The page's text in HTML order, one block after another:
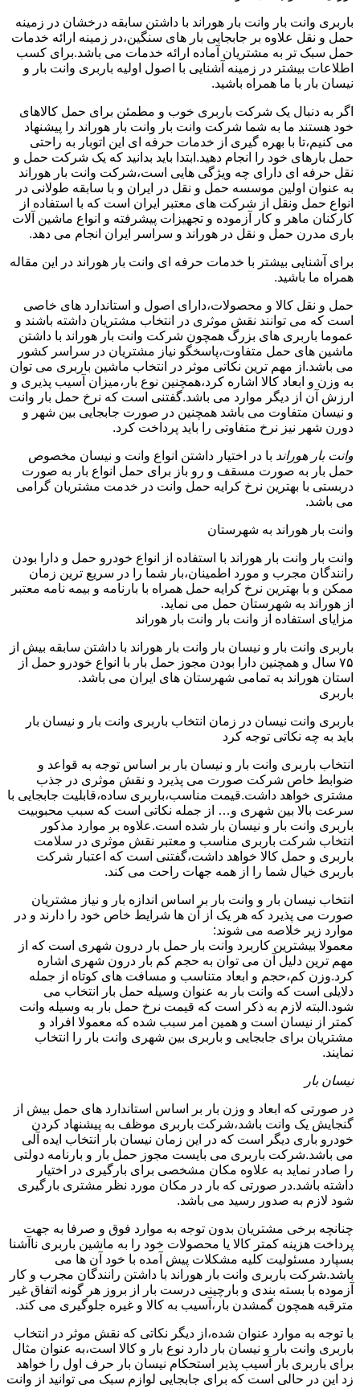
باربری وانت بار وانت بار هوراند با داشتن سابقه درخشان در زمینه
حمل و نقل علاوه بر جابجایی بار های سنگین،در زمینه ارائه خدمات
حمل سبک تر به مشتریان آماده ارائه خدمات می باشد.برای کسب
اطلاعات بیشتر در زمینه آشنایی با اصول اولیه باربری وانت بار و
نیسان بار با ما همراه باشید.
اگر به دنبال یک شرکت باربری خوب و مطمئن برای حمل کالاهای
خود هستند ما به شما شرکت وانت بار وانت بار هوراند را پیشنهاد
می کنیم،تا با بهره گیری از خدمات حرفه ای این اتوبار به راحتی
حمل بارهای خود را انجام دهید.ابتدا باید بدانید که یک شرکت حمل و
نقل حرفه ای دارای چه ویژگی هایی است،شرکت وانت بار هوراند
به عنوان اولین موسسه حمل و نقل در ایران و با سابقه طولانی در
انواع حمل ونقل از شرکت های معتبر ایران است که با استفاده از
کارکنان ماهر و کار آزموده و تجهیزات پیشرفته و انواع ماشین آلات
باری مدرن حمل و نقل در هوراند و سراسر ایران انجام می دهد.
برای آشنایی بیشتر با خدمات حرفه ای وانت بار هوراند در این مقاله
همراه ما باشید.
حمل و نقل کالا و محصولات،دارای اصول و استاندارد های خاصی
است که می توانند نقش موثری در انتخاب مشتریان داشته باشند و
عموما باربری های بزرگ همچون شرکت وانت بار هوراند با داشتن
ماشین های حمل متفاوت،پاسخگو نیاز مشتریان در سراسر کشور
می باشد.از مهم ترین نکاتی موثر در انتخاب ماشین باربری می توان
به وزن و ابعاد کالا اشاره کرد،همچنین نوع بار،میزان آسیب پذیری و
ارزش آن از دیگر موارد می باشد.گفتنی است که نرخ حمل بار وانت
و نیسان متفاوت می باشد همچنین در صورت جابجایی بین شهر و
دورن شهر نیز نرخ متفاوتی را باید پرداخت کرد.
وانت بار هوراند با در اختیار داشتن انواع وانت و نیسان مخصوص
حمل بار به صورت مسقف و رو باز برای حمل انواع بار به صورت
دربستی با بهترین نرخ کرایه حمل وانت در خدمت مشتریان گرامی
می باشد.
وانت بار هوراند به شهرستان
وانت بار وانت بار هوراند با استفاده از انواع خودرو حمل و دارا بودن
رانندگان مجرب و مورد اطمینان،بار شما را در سریع ترین زمان
ممکن و با بهترین نرخ کرایه حمل همراه با بارنامه و بیمه نامه معتبر
از هوراند به شهرستان حمل می نماید.
مزایای استفاده از وانت بار وانت بار هوراند
باربری وانت بار و نیسان بار وانت بار هوراند با داشتن سابقه بیش از
۷۵ سال و همچنین دارا بودن مجوز حمل بار با انواع خودرو حمل از
استان هوراند به تمامی شهرستان های ایران می باشد.
باربری
باربری وانت نیسان در زمان انتخاب باربری وانت بار و نیسان بار
باید به چه نکاتی توجه کرد
انتخاب باربری وانت بار و نیسان بار بر اساس توجه به قواعد و
ضوابط خاص شرکت صورت می پذیرد و نقش موثری در جذب
مشتری خواهد داشت.قیمت مناسب،باربری ساده،قابلیت جابجایی با
سرعت بالا بین شهری و… از جمله نکاتی است که سبب محبوبیت
باربری وانت بار و نیسان بار شده است.علاوه بر موارد مذکور
انتخاب شرکت باربری مناسب و معتبر نقش موثری در سلامت
باربری و حمل کالا خواهد داشت،گفتنی است که اعتبار شرکت
باربری خیال شما را از همه جهات راحت می کند.
انتخاب نیسان بار و وانت بار بر اساس اندازه بار و نیاز مشتریان
صورت می پذیرد که هر یک از آن ها شرایط خاص خود را دارند و در
موارد زیر خلاصه می شوند:
معمولا بیشترین کاربرد وانت بار حمل بار درون شهری است که از
مهم ترین دلیل آن می توان به حجم کم بار درون شهری اشاره
کرد.وزن کم،حجم و ابعاد متناسب و مسافت های کوتاه از جمله
دلایلی است که وانت بار به عنوان وسیله حمل بار انتخاب می
شود.البته لازم به ذکر است که قیمت نرخ حمل بار به وسیله وانت
کمتر از نیسان است و همین امر سبب شده که معمولا افراد و
مشتریان برای جابجایی و باربری بین شهری وانت بار را انتخاب
نمایند.
نیسان بار
در صورتی که ابعاد و وزن بار بر اساس استاندارد های حمل بیش از
گنجایش یک وانت باشد،شرکت باربری موظف به پیشنهاد کردن
خودرو باری دیگر است که در این زمان نیسان بار انتخاب ایده آلی
می باشد.شرکت باربری می بایست مجوز حمل بار و بارنامه دولتی
را صادر نماید به علاوه مکان مشخصی برای بارگیری در اختیار
داشته باشد.در صورتی که بار در مکان مورد نظر مشتری بارگیری
شود لازم به صدور رسید می باشد.
چنانچه برخی مشتریان بدون توجه به موارد فوق و صرفا به جهت
پرداخت هزینه کمتر کالا یا محصولات خود را به ماشین باربری ناآشنا
بسپارد مسئولیت کلیه مشکلات پیش آمده با خود آن ها می
باشد.شرکت باربری وانت بار هوراند با داشتن رانندگان مجرب و کار
آزموده با بسته بندی و بارچینی درست بار از بروز هر گونه اتفاق غیر
مترقبه همچون گمشدن بار،آسیب به کالا و غیره جلوگیری می کند.
با توجه به موارد عنوان شده،از دیگر نکاتی که نقش موثر در انتخاب
باربری وانت بار و نیسان بار دارد نوع بار و کالا است،به عنوان مثال
برای باربری بار آسیب پذیر استحکام نیسان بار حرف اول را خواهد
زد این در حالی است که برای جابجایی لوازم سبک می توانید از وانت